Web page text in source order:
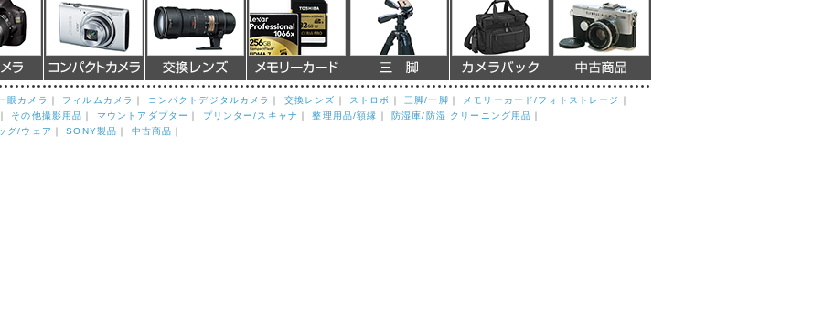
眼カメラ ｜ フィルムカメラ ｜ コンパクトデジタルカメラ ｜ 交換レンズ ｜ ストロボ ｜ 三脚/一脚 ｜ メモリーカード/フォトストレージ
｜
｜ その他撮影用品 ｜ マウントアダプター ｜ プリンター/スキャナ ｜整理用品/額縁 ｜ 防湿庫/防湿 クリーニング用品 ｜
グ/ウェア ｜SONY製品 ｜ 中古商品 ｜